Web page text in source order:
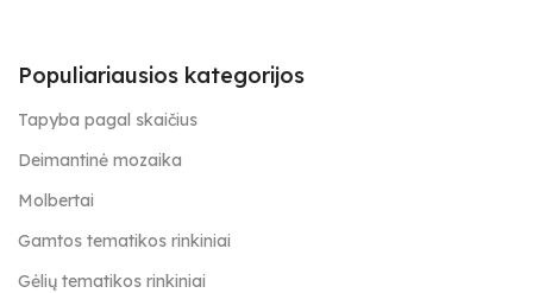
Populiariausios kategorijos
Tapyba pagal skaičius
Deimantinė mozaika
Molbertai
Gamtos tematikos rinkiniai
Gėlių tematikos rinkiniai